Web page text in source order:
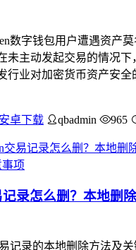
数字钱包用户遭遇资产
未主动发起交易的情况下
行业对加密货币资产安全
卓下载 qbadmin 965
录怎么删？本地删
记录的本地删除方法及